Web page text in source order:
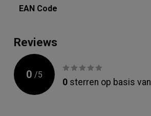
EAN Code
Reviews
0 /5
0 sterren op basis van